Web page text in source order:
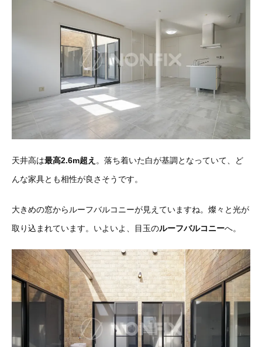
天井高は最高2.6m超え 。落ち着いた白が基調となっていて、ど
んな家具とも相性が良さそうです。
大きめの窓からルーフバルコニーが見えていますね。燦々と光が
取り込まれています。いよいよ、目玉のルーフバルコニーへ。